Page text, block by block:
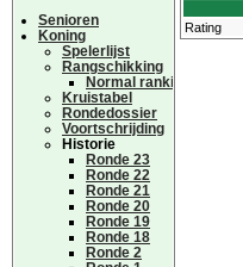
Senioren
Koning
Spelerlijst
Rangschikking
Normal ranking
Kruistabel
Rondedossier
Voortschrijding
Historie
Ronde 23
Ronde 22
Ronde 21
Ronde 20
Ronde 19
Ronde 18
Ronde 2
Rating